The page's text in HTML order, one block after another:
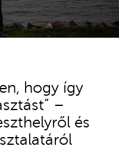
hogy így
–
és